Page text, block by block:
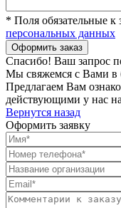
* Поля обязательные к
персональных данных
Спасибо! Ваш запрос
Мы свяжемся с Вами в
Предлагаем Вам
действующими у нас
Вернутся назад
Оформить заявку